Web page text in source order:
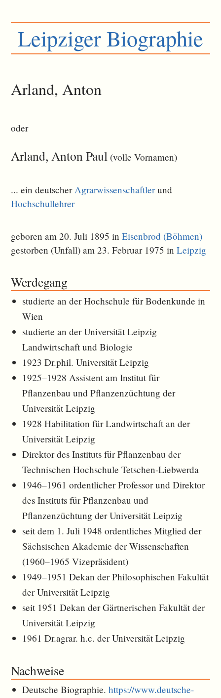
Leipziger Biographie
Arland, Anton
oder
Arland, Anton Paul (volle Vornamen)
... ein deutscherAgrarwissenschaftlerund
Hochschullehrer
geboren am 20. Juli 1895 inEisenbrod (Böhmen)
gestorben (Unfall) am 23. Februar 1975 inLeipzig
Werdegang
studierte an der Hochschule für Bodenkunde in
Wien
studierte an der Universität Leipzig
Landwirtschaft und Biologie
1923 Dr.phil. Universität Leipzig
1925–1928 Assistent am Institut für
Pflanzenbau und Pflanzenzüchtung der
Universität Leipzig
1928 Habilitation für Landwirtschaft an der
Universität Leipzig
Direktor des Instituts für Pflanzenbau der
Technischen Hochschule Tetschen-Liebwerda
1946–1961 ordentlicher Professor und Direktor
des Instituts für Pflanzenbau und
Pflanzenzüchtung der Universität Leipzig
seit dem 1. Juli 1948 ordentliches Mitglied der
Sächsischen Akademie der Wissenschaften
(1960–1965 Vizepräsident)
1949–1951 Dekan der Philosophischen Fakultät
der Universität Leipzig
seit 1951 Dekan der Gärtnerischen Fakultät der
Universität Leipzig
1961 Dr.agrar. h.c. der Universität Leipzig
Nachweise
Deutsche Biographie.https://www.deutsche-